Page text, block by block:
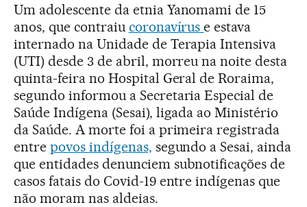
Um adolescente da etnia Yanomami de 15
anos, que contraiu coronavíruse estava
internado na Unidade de Terapia Intensiva
(UTI) desde 3 de abril, morreu na noite desta
quinta-feira no Hospital Geral de Roraima,
segundo informou a Secretaria Especial de
Saúde Indígena (Sesai), ligada ao Ministério
da Saúde. A morte foi a primeira registrada
entre povos indígenas, segundo a Sesai, ainda
que entidades denunciem subnotificações de
casos fatais do Covid-19 entre indígenas que
não moram nas aldeias.